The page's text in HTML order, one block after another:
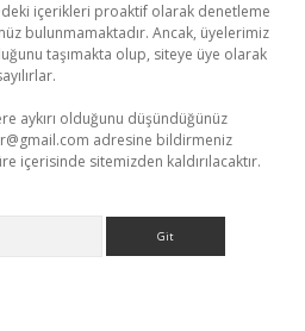
içerikleri proaktif olarak denetleme
bulunmamaktadır. Ancak, üyelerimiz
taşımakta olup, siteye üye olarak
aykırı olduğunu düşündüğünüz
adresine bildirmeniz
içerisinde sitemizden kaldırılacaktır.